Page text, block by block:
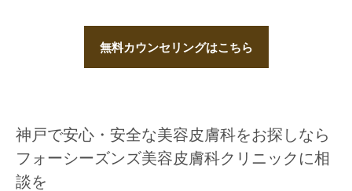
無料カウンセリングはこちら
神戸で安心・安全な美容皮膚科をお探しなら
フォーシーズンズ美容皮膚科クリニックに相
談を